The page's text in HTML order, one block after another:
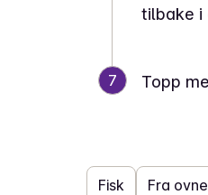
tilbake i
7 Topp
Fisk Fra